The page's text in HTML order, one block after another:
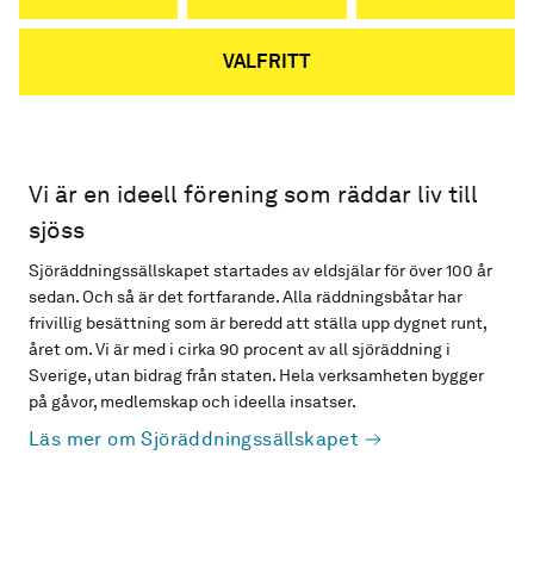
VALFRITT
Vi är en ideell förening som räddar liv till
sjöss
Sjöräddningssällskapet startades av eldsjälar för över 100 år
sedan. Och så är det fortfarande. Alla räddningsbåtar har
frivillig besättning som är beredd att ställa upp dygnet runt,
året om. Vi är med i cirka 90 procent av all sjöräddning i
Sverige, utan bidrag från staten. Hela verksamheten bygger
på gåvor, medlemskap och ideella insatser.
Läs mer om Sjöräddningssällskapet